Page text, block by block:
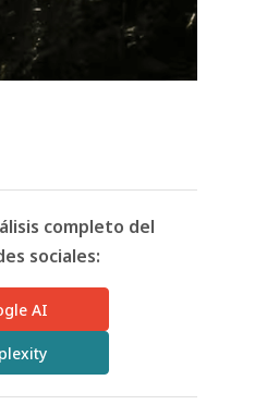
completo del
sociales:
AI